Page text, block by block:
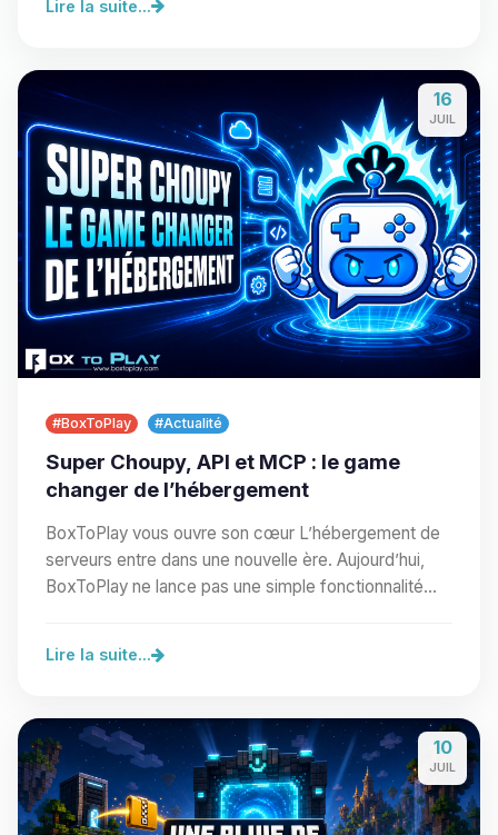
Lire la suite...
16
JUIL
#BoxToPlay #Actualité
Super Choupy, API et MCP : le game
changer de l’hébergement
BoxToPlay vous ouvre son cœur L’hébergement de
serveurs entre dans une nouvelle ère. Aujourd’hui,
BoxToPlay ne lance pas une simple fonctionnalité
Lire la suite...
10
JUIL